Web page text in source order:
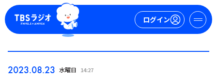
ログイン
2023.08.23 水曜日 14:27